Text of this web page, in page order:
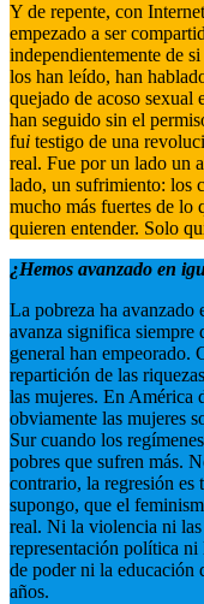
Y de repente, con
empezado a ser
independientemente de
los han leído, han
quejado de acoso sexual
han seguido sin el
fui testigo de una
real. Fue por un lado un
lado, un sufrimiento: los
mucho más fuertes de lo
quieren entender. Solo
¿Hemos avanzado en
La pobreza ha avanzado
avanza significa siempre
general han empeorado.
repartición de las
las mujeres. En América
obviamente las mujeres
Sur cuando los
pobres que sufren más.
contrario, la regresión es
supongo, que el
real. Ni la violencia ni
representación política
de poder ni la educación
años.